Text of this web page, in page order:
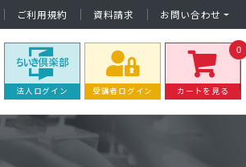
ご利用規約 資料請求 お問い合わせ
法人ログイン 受講者ログイン カートを見る
0